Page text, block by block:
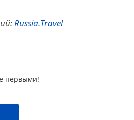
Russia.Travel
первыми!